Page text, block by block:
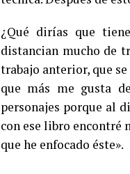
¿Qué dirías que
distancian mucho de
trabajo anterior, que
que más me gusta
personajes porque al
con ese libro encontré
que he enfocado éste».